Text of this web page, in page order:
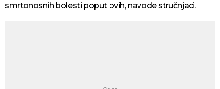
smrtonosnih bolesti poput ovih, navode stručnjaci.